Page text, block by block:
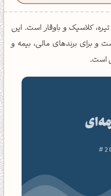
204969، یک آبی تیره، کلاسیک و باوقار است. این
و برای برندهای مالی، بیمه و
است.